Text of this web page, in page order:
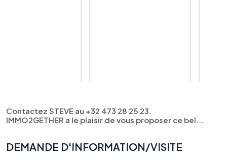
Contactez STEVE au +32 473 28 25 23.
IMMO2GETHER a le plaisir de vous proposer ce bel...
DEMANDE D'INFORMATION/VISITE